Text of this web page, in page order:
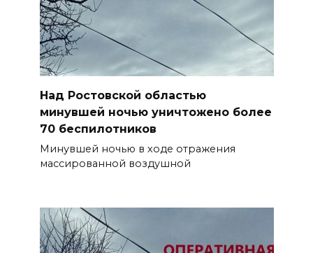
Над Ростовской областью
минувшей ночью уничтожено более
70 беспилотников
Минувшей ночью в ходе отражения
массированной воздушной